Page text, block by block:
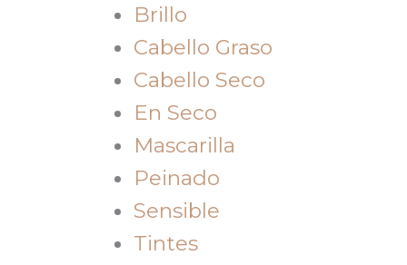
Brillo
Cabello Graso
Cabello Seco
En Seco
Mascarilla
Peinado
Sensible
Tintes